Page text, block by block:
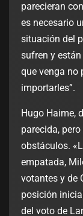
parecieran
es necesario
situación del
sufren y
que venga no
importarles”.
Hugo Haime,
parecida,
obstáculos.
empatada,
votantes y de
posición
del voto de